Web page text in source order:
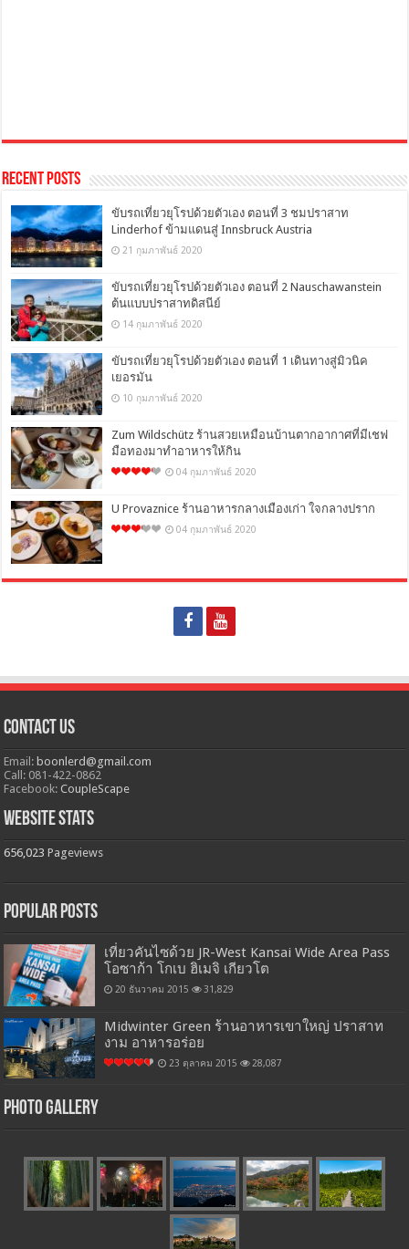
Recent Posts
ขับรถเที่ยวยุโรปด้วยตัวเอง ตอนที่ 3 ชมปราสาท
Linderhof ข้ามแดนสู่ Innsbruck Austria
21 กุมภาพันธ์ 2020
ขับรถเที่ยวยุโรปด้วยตัวเอง ตอนที่ 2 Nauschawanstein
ต้นแบบปราสาทดิสนีย์
14 กุมภาพันธ์ 2020
ขับรถเที่ยวยุโรปด้วยตัวเอง ตอนที่ 1 เดินทางสู่มิวนิค
เยอรมัน
10 กุมภาพันธ์ 2020
Zum Wildschütz ร้านสวยเหมือนบ้านตากอากาศที่มีเชฟ
มือทองมาทำอาหารให้กิน
04 กุมภาพันธ์ 2020
U Provaznice ร้านอาหารกลางเมืองเก่า ใจกลางปราก
04 กุมภาพันธ์ 2020
Contact Us
Email:boonlerd@gmail.com
Call: 081-422-0862
Facebook:CoupleScape
Website Stats
656,023 Pageviews
Popular Posts
เที่ยวคันไซด้วย JR-West Kansai Wide Area Pass
โอซาก้า โกเบ ฮิเมจิ เกียวโต
20 ธันวาคม 2015 31,829
Midwinter Green ร้านอาหารเขาใหญ่ ปราสาท
งาม อาหารอร่อย
23 ตุลาคม 2015 28,087
Photo Gallery